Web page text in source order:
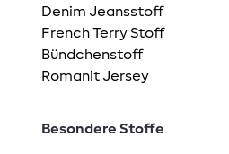
Denim Jeansstoff
French Terry Stoff
Bündchenstoff
Romanit Jersey
Besondere Stoffe